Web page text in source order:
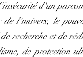
d'un
l'univers, le
recherche et de
de protection